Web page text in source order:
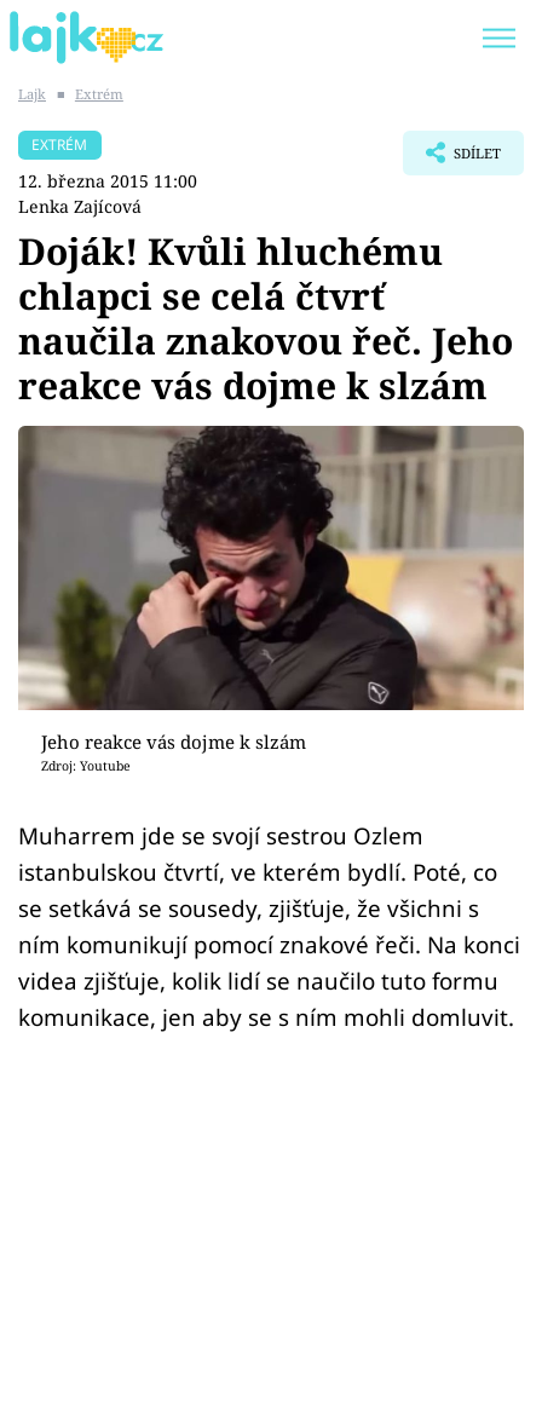
SHOPAHOLICADEL
Témata
Showbyznys
Youtubeři
Virály
Sex a vztahy
Videa
Sledujte prima+
Přihlášení
Sledujte nás
Lajk ■ Extrém
EXTRÉM
12. března 2015 11:00
Lenka Zajícová
SDÍLET
Doják! Kvůli hluchému
chlapci se celá čtvrť
naučila znakovou řeč. Jeho
reakce vás dojme k slzám
Jeho reakce vás dojme k slzám
Zdroj: Youtube
Muharrem jde se svojí sestrou Ozlem
istanbulskou čtvrtí, ve kterém bydlí. Poté, co
se setkává se sousedy, zjišťuje, že všichni s
ním komunikují pomocí znakové řeči. Na konci
videa zjišťuje, kolik lidí se naučilo tuto formu
komunikace, jen aby se s ním mohli domluvit.